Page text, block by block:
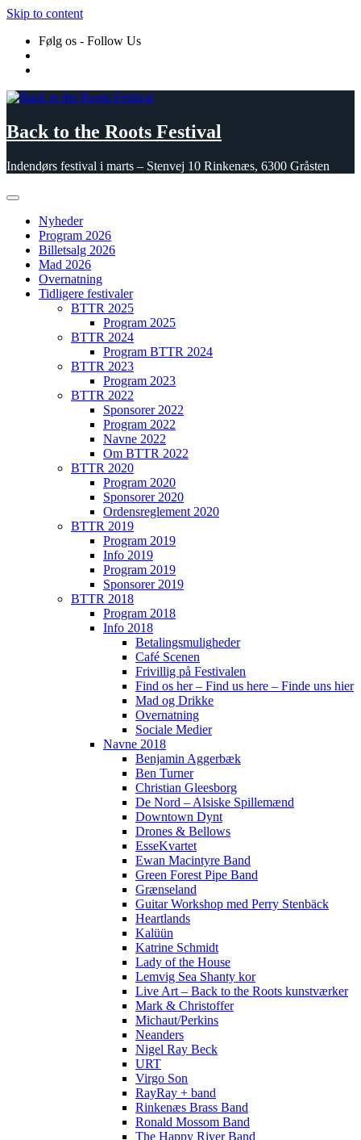
Skip to content
Følg os - Follow Us
Back to the Roots Festival
Indendørs festival i marts – Stenvej 10 Rinkenæs, 6300 Gråsten
Nyheder
Program 2026
Billetsalg 2026
Mad 2026
Overnatning
Tidligere festivaler
BTTR 2025
Program 2025
BTTR 2024
Program BTTR 2024
BTTR 2023
Program 2023
BTTR 2022
Sponsorer 2022
Program 2022
Navne 2022
Om BTTR 2022
BTTR 2020
Program 2020
Sponsorer 2020
Ordensreglement 2020
BTTR 2019
Program 2019
Info 2019
Program 2019
Sponsorer 2019
BTTR 2018
Program 2018
Info 2018
Betalingsmuligheder
Café Scenen
Frivillig på Festivalen
Find os her – Find us here – Finde uns hier
Mad og Drikke
Overnatning
Sociale Medier
Navne 2018
Benjamin Aggerbæk
Ben Turner
Christian Gleesborg
De Nord – Alsiske Spillemænd
Downtown Dynt
Drones & Bellows
EsseKvartet
Ewan Macintyre Band
Green Forest Pipe Band
Grænseland
Guitar Workshop med Perry Stenbäck
Heartlands
Kalüün
Katrine Schmidt
Lady of the House
Lemvig Sea Shanty kor
Live Art – Back to the Roots kunstværker
Mark & Christoffer
Michaut/Perkins
Neanders
Nigel Ray Beck
URT
Virgo Son
RayRay + band
Rinkenæs Brass Band
Ronald Mossom Band
The Happy River Band